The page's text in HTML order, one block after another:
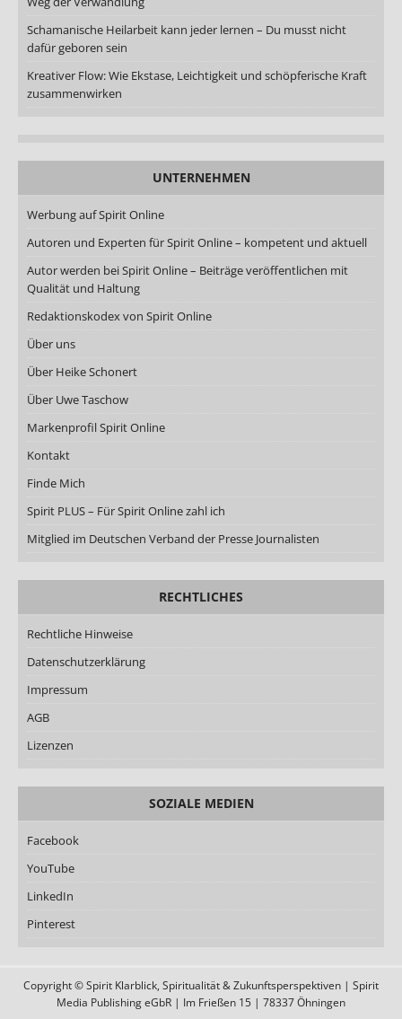
Schamanische Heilarbeit kann jeder lernen – Du musst nicht
dafür geboren sein
Kreativer Flow: Wie Ekstase, Leichtigkeit und schöpferische Kraft
zusammenwirken
UNTERNEHMEN
Werbung auf Spirit Online
Autoren und Experten für Spirit Online – kompetent und aktuell
Autor werden bei Spirit Online – Beiträge veröffentlichen mit
Qualität und Haltung
Redaktionskodex von Spirit Online
Über uns
Über Heike Schonert
Über Uwe Taschow
Markenprofil Spirit Online
Kontakt
Finde Mich
Spirit PLUS – Für Spirit Online zahl ich
Mitglied im Deutschen Verband der Presse Journalisten
RECHTLICHES
Rechtliche Hinweise
Datenschutzerklärung
Impressum
AGB
Lizenzen
SOZIALE MEDIEN
Facebook
YouTube
LinkedIn
Pinterest
Copyright © Spirit Klarblick, Spiritualität & Zukunftsperspektiven | Spirit
Media Publishing eGbR | Im Frießen 15 | 78337 Öhningen